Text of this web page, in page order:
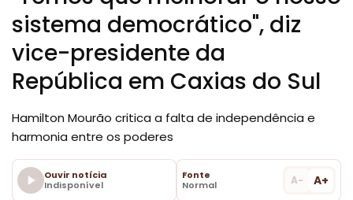
sistema democrático", diz
vice-presidente da
República em Caxias do Sul
Hamilton Mourão critica a falta de independência e
harmonia entre os poderes
Ouvir notícia
Indisponível
Fonte
Normal
A- A+